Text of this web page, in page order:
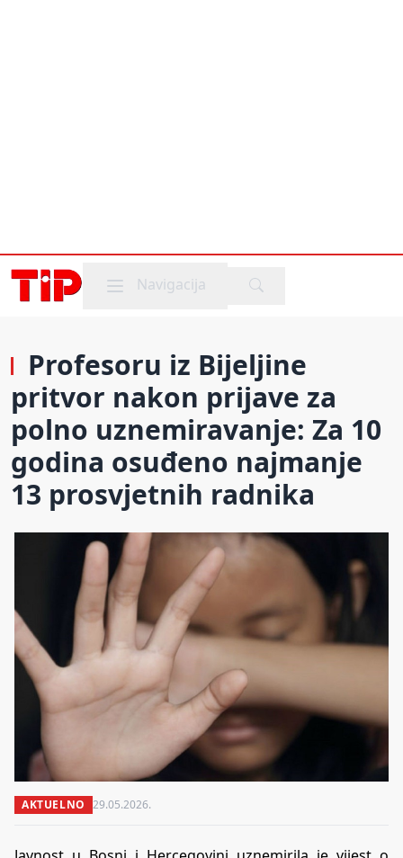
Mobile menu
Navigacija
Profesoru iz Bijeljine
pritvor nakon prijave za
polno uznemiravanje: Za 10
godina osuđeno najmanje
13 prosvjetnih radnika
AKTUELNO 29.05.2026.